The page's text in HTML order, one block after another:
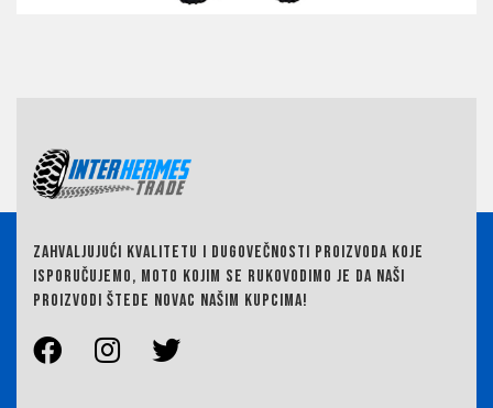
ZAHVALJUJUĆI KVALITETU I DUGOVEČNOSTI PROIZVODA KOJE
ISPORUČUJEMO, MOTO KOJIM SE RUKOVODIMO JE DA NAŠI
PROIZVODI ŠTEDE NOVAC NAŠIM KUPCIMA!